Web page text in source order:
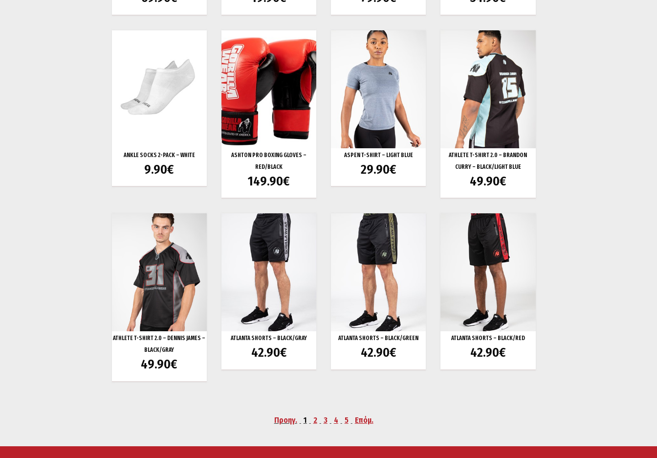
ANKLE SOCKS 2-PACK – WHITE
9.90€
ASHTON PRO BOXING GLOVES –
RED/BLACK
149.90€
ASPEN T-SHIRT – LIGHT BLUE
29.90€
ATHLETE T-SHIRT 2.0 – BRANDON
CURRY – BLACK/LIGHT BLUE
49.90€
ATHLETE T-SHIRT 2.0 – DENNIS JAMES –
BLACK/GRAY
49.90€
ATLANTA SHORTS – BLACK/GRAY
42.90€
ATLANTA SHORTS – BLACK/GREEN
42.90€
ATLANTA SHORTS – BLACK/RED
42.90€
Προηγ. 1 2 3 4 5 Επόμ.